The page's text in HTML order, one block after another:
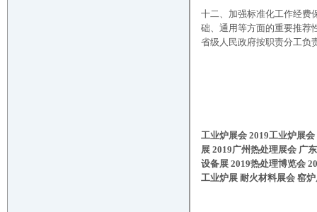
十二、加强标准化工作经费
础、通用等方面的重要推荐
省级人民政府按职责分工负
工业炉展会 2019工业炉展
展 2019广州热处理展会 广
设备展 2019热处理博览会
工业炉展 耐火材料展会 窑